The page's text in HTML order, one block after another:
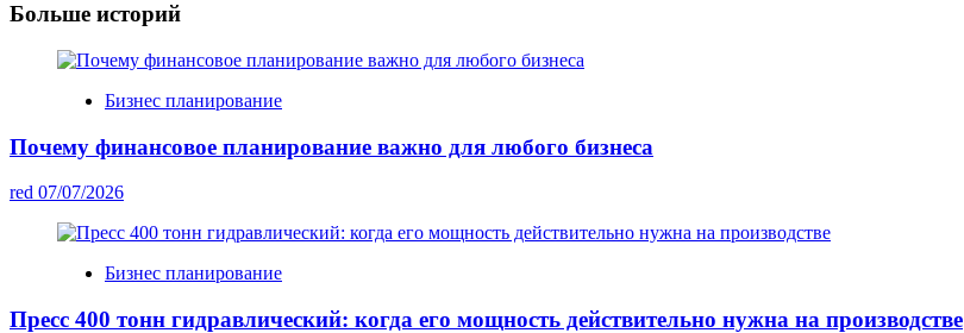
Больше историй
Бизнес планирование
Почему финансовое планирование важно для любого бизнеса
red 07/07/2026
Бизнес планирование
Пресс 400 тонн гидравлический: когда его мощность действительно нужна на производстве